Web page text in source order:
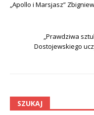
„Apollo i Marsjasz”
„Prawdziwa
Dostojewskiego
SZUKAJ